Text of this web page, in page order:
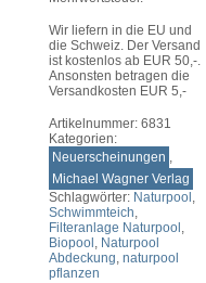
Wir liefern in die EU und
die Schweiz. Der Versand
ist kostenlos ab EUR 50,-.
Ansonsten betragen die
Versandkosten EUR 5,-
Artikelnummer: 6831
Kategorien:
Neuerscheinungen ,
Michael Wagner Verlag
Schlagwörter: Naturpool ,
Schwimmteich,
Filteranlage Naturpool ,
Biopool , Naturpool
Abdeckung, naturpool
pflanzen